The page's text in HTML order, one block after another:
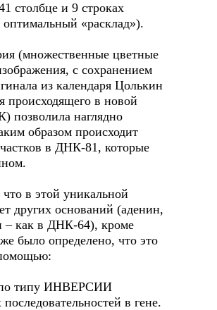
столбце и 9 строках
«расклад»).
(множественные цветные
с сохранением
из календаря Цолькин
происходящего в новой
позволила наглядно
образом происходит
в ДНК-81, которые
в этой уникальной
других оснований (аденин,
– как в ДНК-64), кроме
было определено, что это
типу ИНВЕРСИИ
в гене.